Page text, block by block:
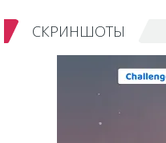
СКРИНШОТЫ